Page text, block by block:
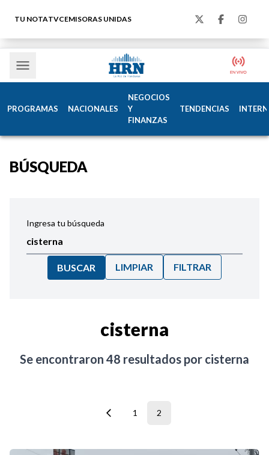
TU NOTATVCEMISORAS UNIDAS
PROGRAMAS NACIONALES
NEGOCIOS
Y
FINANZAS
TENDENCIAS
BÚSQUEDA
Ingresa tu búsqueda
BUSCAR LIMPIAR FILTRAR
cisterna
Se encontraron 48 resultados por cisterna
1 2